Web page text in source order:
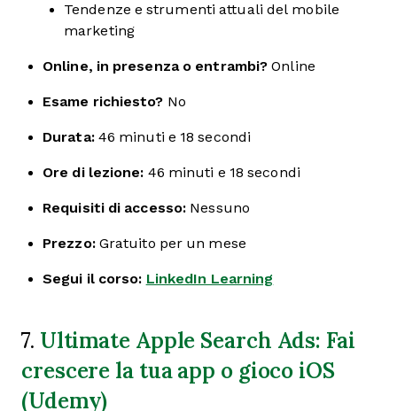
Tendenze e strumenti attuali del mobile
marketing
Online, in presenza o entrambi? Online
Esame richiesto? No
Durata:46 minuti e 18 secondi
Ore di lezione: 46 minuti e 18 secondi
Requisiti di accesso: Nessuno
Prezzo:Gratuito per un mese
Segui il corso: LinkedIn Learning
7. Ultimate Apple Search Ads: Fai
crescere la tua app o gioco iOS
(Udemy)